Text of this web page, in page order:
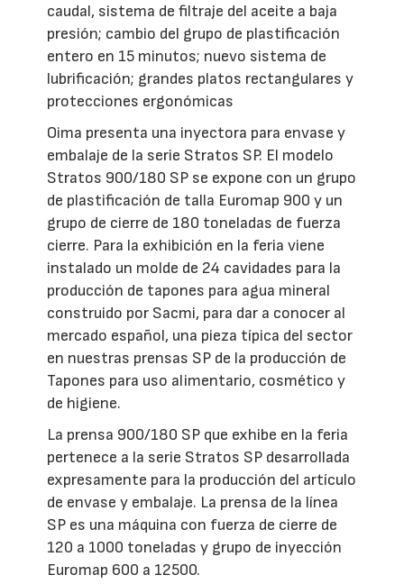
caudal, sistema de filtraje del aceite a baja
presión; cambio del grupo de plastificación
entero en 15 minutos; nuevo sistema de
lubrificación; grandes platos rectangulares y
protecciones ergonómicas
Oima presenta una inyectora para envase y
embalaje de la serie Stratos SP. El modelo
Stratos 900/180 SP se expone con un grupo
de plastificación de talla Euromap 900 y un
grupo de cierre de 180 toneladas de fuerza
cierre. Para la exhibición en la feria viene
instalado un molde de 24 cavidades para la
producción de tapones para agua mineral
construido por Sacmi, para dar a conocer al
mercado español, una pieza típica del sector
en nuestras prensas SP de la producción de
Tapones para uso alimentario, cosmético y
de higiene.
La prensa 900/180 SP que exhibe en la feria
pertenece a la serie Stratos SP desarrollada
expresamente para la producción del artículo
de envase y embalaje. La prensa de la línea
SP es una máquina con fuerza de cierre de
120 a 1000 toneladas y grupo de inyección
Euromap 600 a 12500.